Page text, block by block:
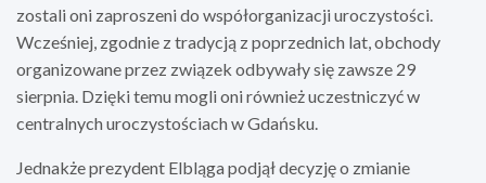
zostali oni zaproszeni do współorganizacji uroczystości.
Wcześniej, zgodnie z tradycją z poprzednich lat, obchody
organizowane przez związek odbywały się zawsze 29
sierpnia. Dzięki temu mogli oni również uczestniczyć w
centralnych uroczystościach w Gdańsku.
Jednakże prezydent Elbląga podjął decyzję o zmianie